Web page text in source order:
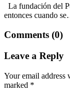
La fundación del
entonces cuando
Comments (0)
Leave a Reply
Your email address
marked *